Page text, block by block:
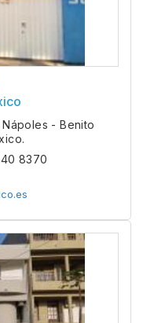
- Benito
8370